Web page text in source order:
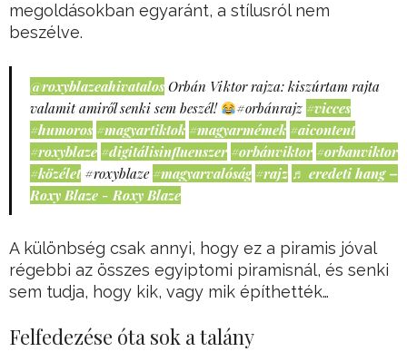
megoldásokban egyaránt, a stílusról nem
beszélve.
@roxyblazeahivatalos Orbán Viktor rajza: kiszúrtam rajta
valamit amiről senki sem beszél!
#orbánrajz #vicces
#humoros #magyartiktok #magyarmémek #aicontent
#roxyblaze #digitálisinfluenszer #orbánviktor #orbanviktor
#közélet #roxyblaze #magyarvalóság #rajz ♬ eredeti hang –
Roxy Blaze - Roxy Blaze
A különbség csak annyi, hogy ez a piramis jóval
régebbi az összes egyiptomi piramisnál, és senki
sem tudja, hogy kik, vagy mik építhették…
Felfedezése óta sok a talány